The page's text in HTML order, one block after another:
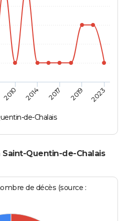
de-Chalais
2010 2014 2017 2019 2023
Quentin-de-Chalais
de décès (source :